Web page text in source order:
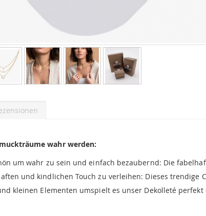
wahr werden:
um wahr zu sein und einfach bezaubernd: Die
und kindlichen Touch zu verleihen: Dieses trendige
kleinen Elementen umspielt es unser Dekolleté